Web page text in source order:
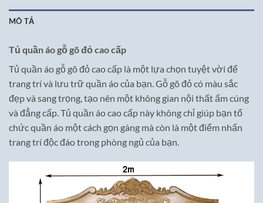
MÔ TẢ
Tủ quần áo gỗ gõ đỏ cao cấp
Tủ quần áo gỗ gõ đỏ cao cấp là một lựa chọn tuyệt vời để
trang trí và lưu trữ quần áo của bạn. Gỗ gõ đỏ có màu sắc
đẹp và sang trọng, tạo nên một không gian nội thất ấm cúng
và đẳng cấp. Tủ quần áo cao cấp này không chỉ giúp bạn tổ
chức quần áo một cách gọn gàng mà còn là một điểm nhấn
trang trí độc đáo trong phòng ngủ của bạn.